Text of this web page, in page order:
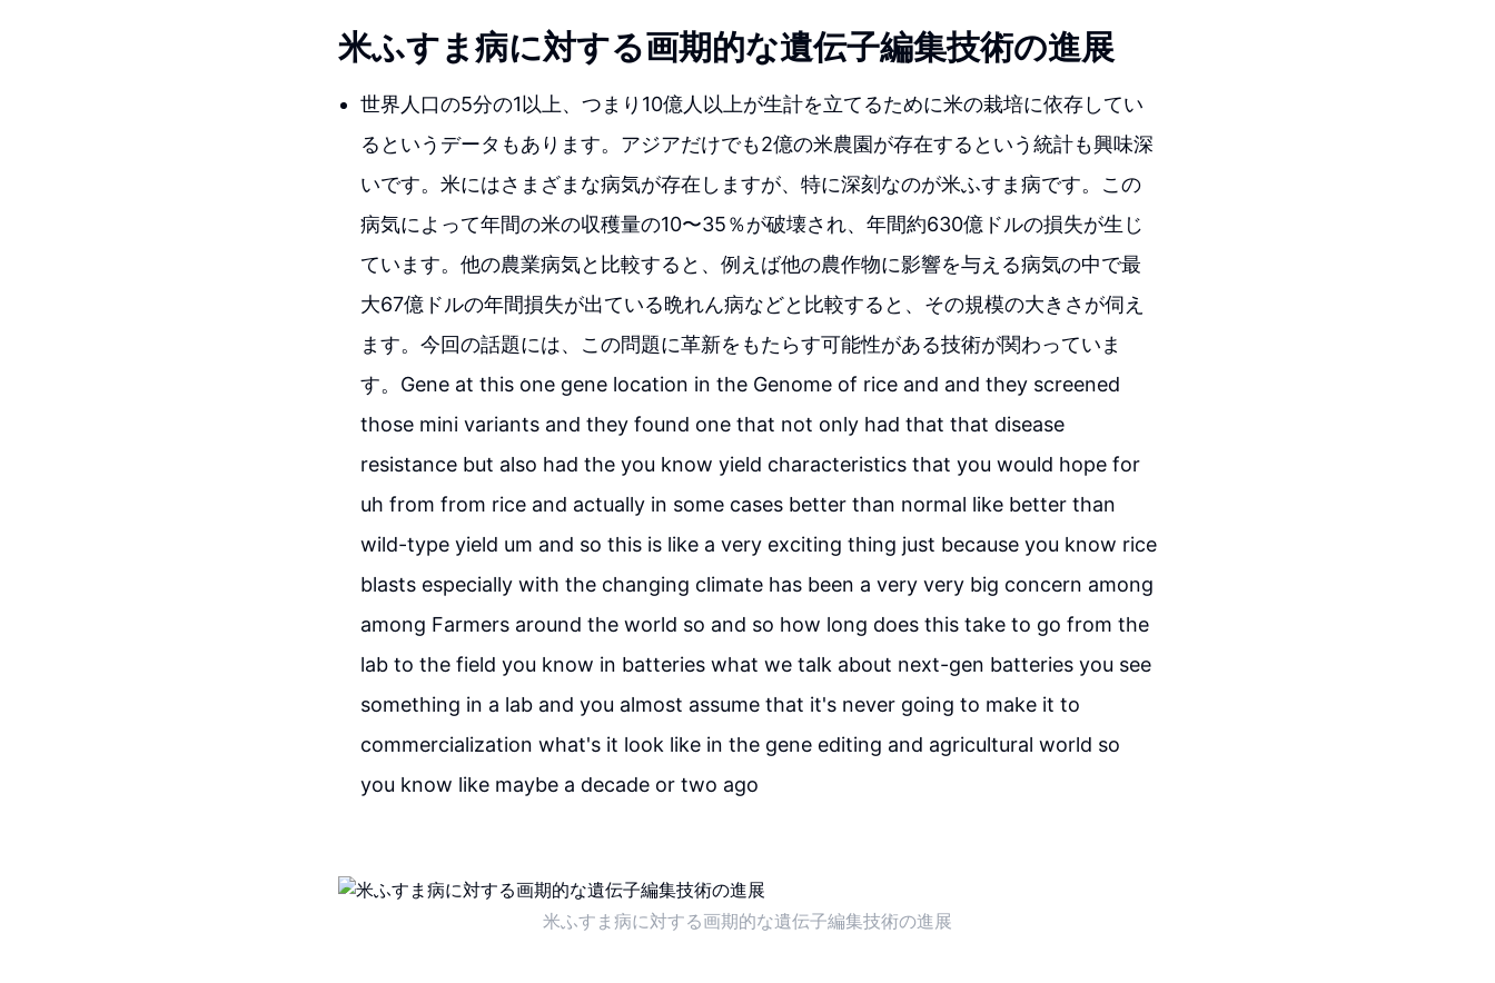
米ふすま病に対する画期的な遺伝子編集技術の進展
世界人口の5分の1以上、つまり10億人以上が生計を立てるために米の栽培に依存してい
るというデータもあります。アジアだけでも2億の米農園が存在するという統計も興味深
いです。米にはさまざまな病気が存在しますが、特に深刻なのが米ふすま病です。この
病気によって年間の米の収穫量の10〜35％が破壊され、年間約630億ドルの損失が生じ
ています。他の農業病気と比較すると、例えば他の農作物に影響を与える病気の中で最
大67億ドルの年間損失が出ている晩れん病などと比較すると、その規模の大きさが伺え
ます。今回の話題には、この問題に革新をもたらす可能性がある技術が関わっていま
す。Gene at this one gene location in the Genome of rice and and they screened
those mini variants and they found one that not only had that that disease
resistance but also had the you know yield characteristics that you would hope for
uh from from rice and actually in some cases better than normal like better than
wild-type yield um and so this is like a very exciting thing just because you know rice
blasts especially with the changing climate has been a very very big concern among
among Farmers around the world so and so how long does this take to go from the
lab to the field you know in batteries what we talk about next-gen batteries you see
something in a lab and you almost assume that it's never going to make it to
commercialization what's it look like in the gene editing and agricultural world so
you know like maybe a decade or two ago
米ふすま病に対する画期的な遺伝子編集技術の進展